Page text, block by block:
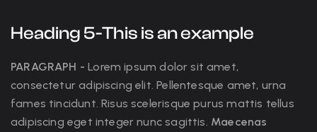
Heading 5-This is an example
PARAGRAPH - Lorem ipsum dolor sit amet,
consectetur adipiscing elit. Pellentesque amet, urna
fames tincidunt. Risus scelerisque purus mattis tellus
adipiscing eget integer nunc sagittis. Maecenas